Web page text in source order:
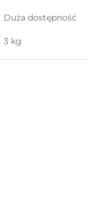
Duża dostępność
3 kg